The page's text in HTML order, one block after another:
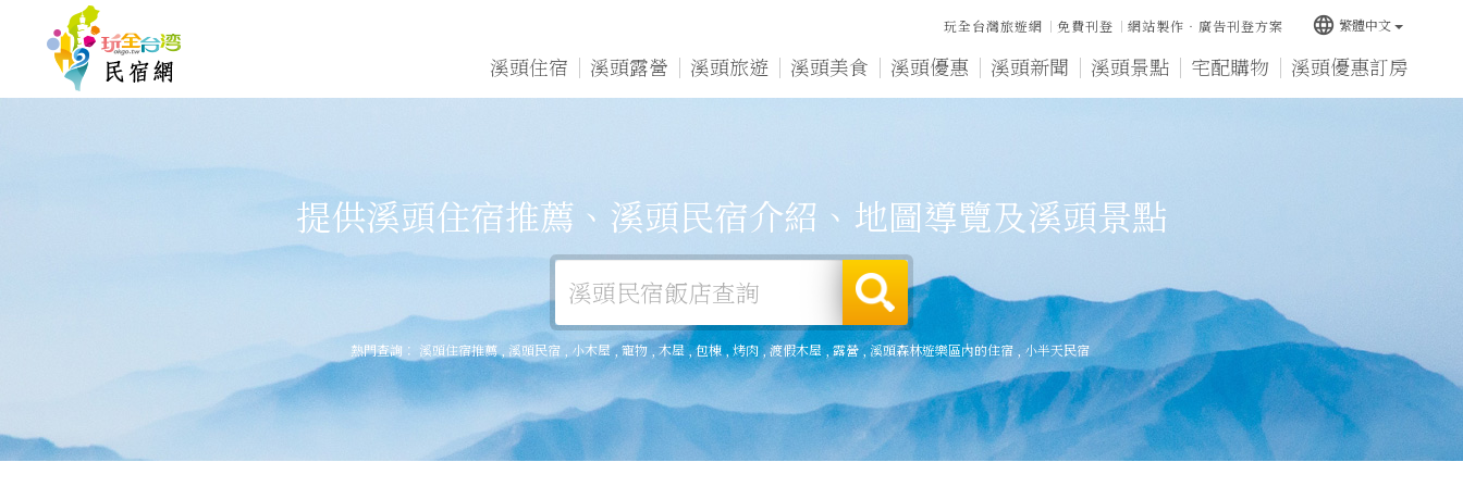
溪頭住宿 溪頭露營 溪頭旅遊 溪頭美食 溪頭優惠 溪頭新聞 溪頭景點 宅配購物 溪頭優惠訂房
玩全台灣旅遊網 免費刊登 網站製作‧廣告刊登方案 language 繁體中文
提供溪頭住宿推薦、溪頭民宿介紹、地圖導覽及溪頭景點
熱門查詢： 溪頭住宿推薦, 溪頭民宿 小木屋,寵物 木屋,包棟, 烤肉,渡假木屋,露營,溪頭森林遊樂區內的住宿 ,小半天民宿